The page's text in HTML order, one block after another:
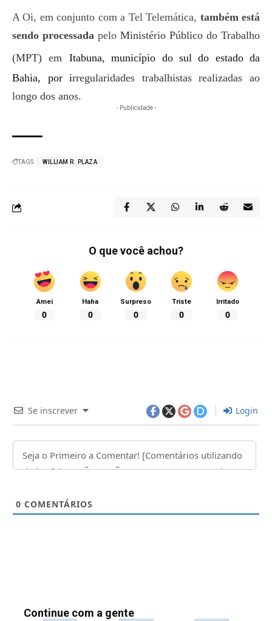
A Oi, em conjunto com a Tel Telemática, também está
sendo processada pelo Ministério Público do Trabalho
(MPT) em Itabuna, município do sul do estado da
Bahia, por irregularidades trabalhistas realizadas ao
longo dos anos.
- Publicidade -
TAGS: WILLIAM R. PLAZA
O que você achou?
Amei
0
Haha
0
Surpreso
0
Triste
0
Irritado
0
Se inscrever Login
0 COMENTÁRIOS
Continue com a gente